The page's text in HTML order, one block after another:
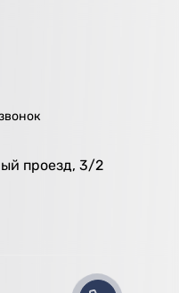
проезд, 3/2